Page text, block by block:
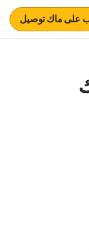
على ماك توصيل